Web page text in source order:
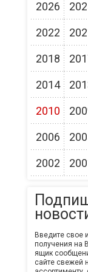
2026
2022
2018
2014
2010
2006
2002
Введите свое
получения на
ящик
сайте свежей